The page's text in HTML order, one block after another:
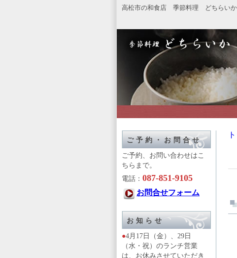
高松市の和食店 季節料理 どちらいか
ご予約・お問合せ
ご予約、お問い合わせはこ
ちらまで。
電話： 087-851-9105
お問合せフォーム
お知らせ
●4月17日（金）、29日
（水・祝） のランチ営業
は、お休みさせていただき